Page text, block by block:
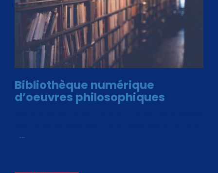
Bibliothèque numérique
d’oeuvres philosophiques
…